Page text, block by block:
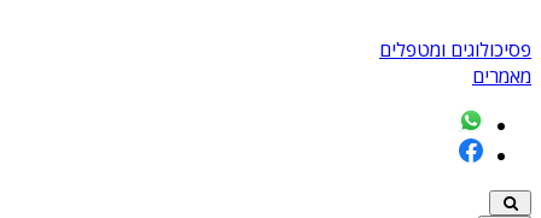
פסיכולוגים ומטפלים
מאמרים